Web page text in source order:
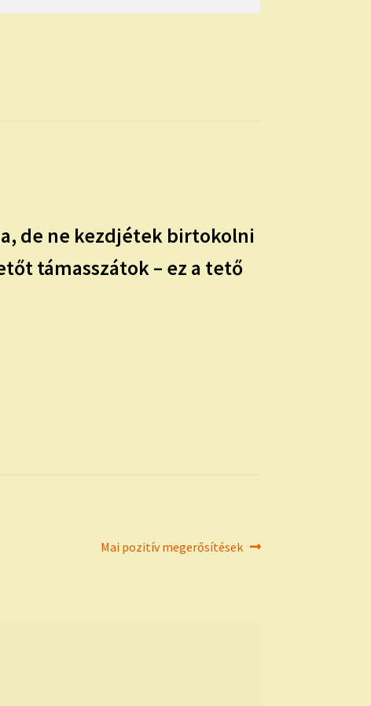
de ne kezdjétek birtokolni
támasszátok – ez a tető
Next
Mai pozitív megerősítések